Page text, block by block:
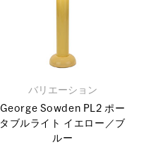
バリエーション
George Sowden PL2 ポー
タブルライト イエロー／ブ
ルー